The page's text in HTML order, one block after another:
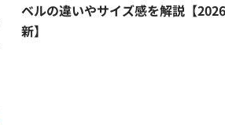
ベルの違いやサイズ感を解説【
新】